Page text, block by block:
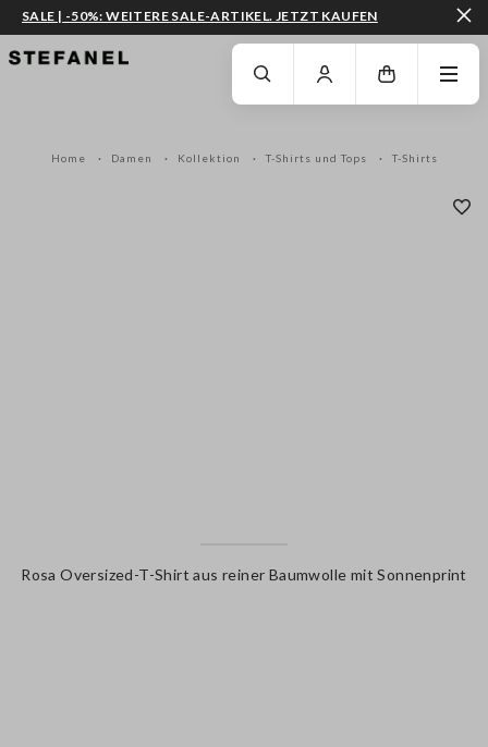
ZUM HAUPTINHALT SPRINGEN GEHEN SIE ZUM ENDE DER SEITE
SALE | -50%: WEITERE SALE-ARTIKEL. JETZT KAUFEN
Home Damen Kollektion T-Shirts und Tops T-Shirts
Rosa Oversized-T-Shirt aus reiner Baumwolle mit Sonnenprint